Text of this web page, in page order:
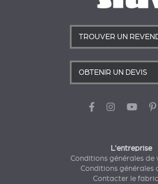
TROUVER UN
OBTENIR UN DEVIS
L'entreprise
Conditions générales de
Conditions générales
Contacter le